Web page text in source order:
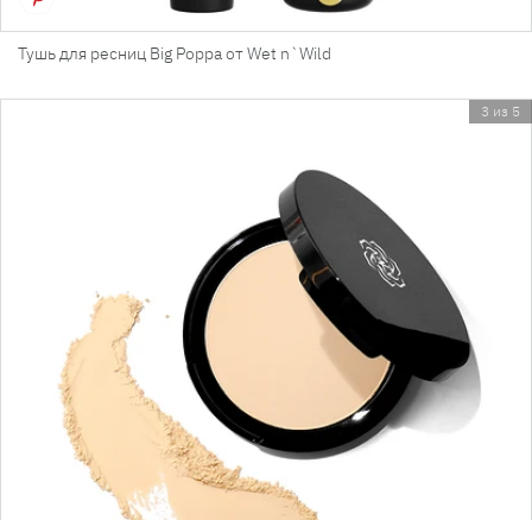
Тушь для ресниц Big Poppa от Wet n`Wild
3 из 5